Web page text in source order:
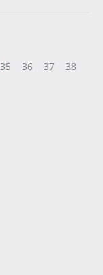
35 36 37
38